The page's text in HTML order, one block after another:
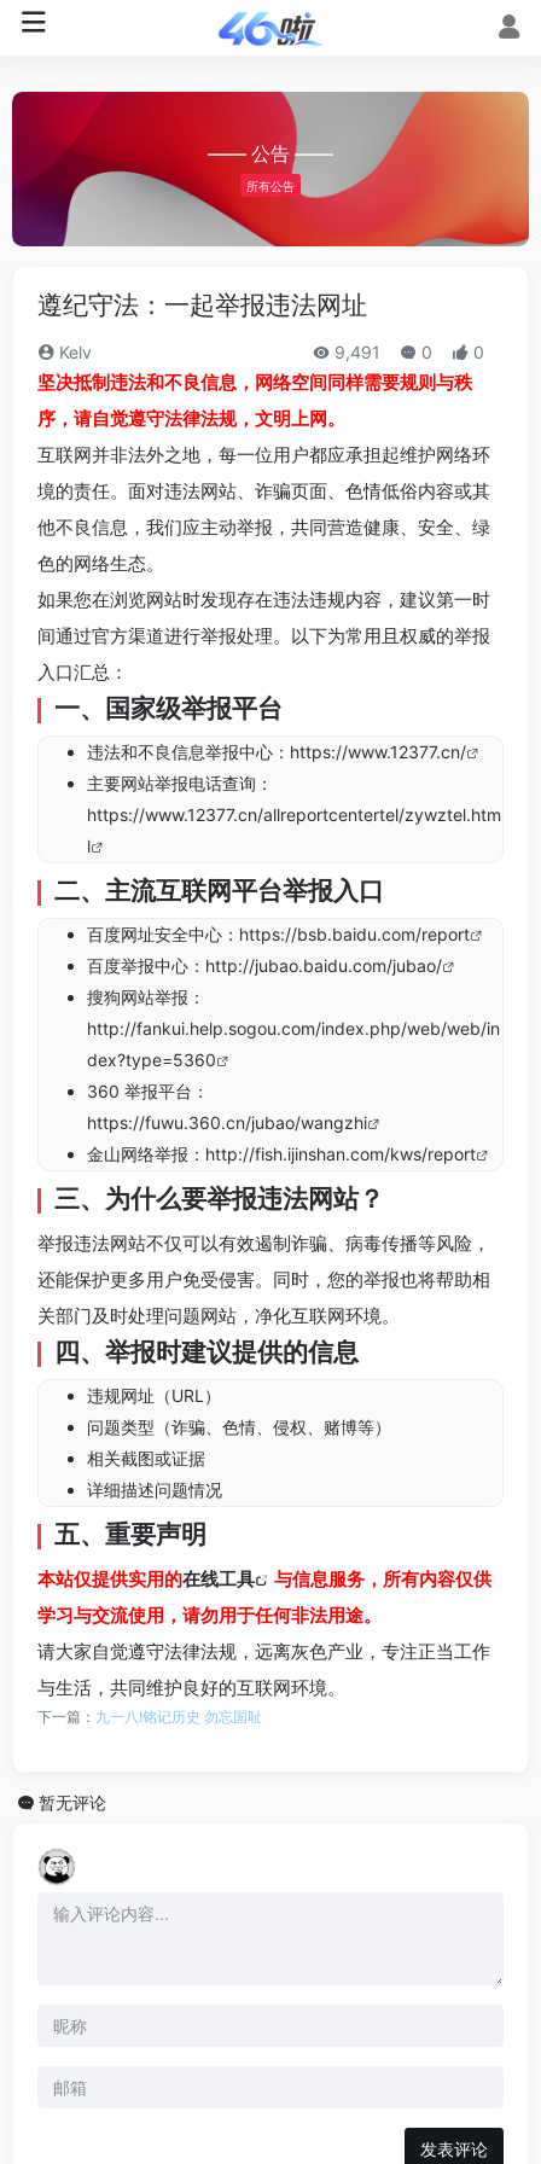
—— 公告 ——
所有公告
遵纪守法：一起举报违法网址
Kelv 9,491 0 0
坚决抵制违法和不良信息，网络空间同样需要规则与秩
序，请自觉遵守法律法规，文明上网。
互联网并非法外之地，每一位用户都应承担起维护网络环
境的责任。面对违法网站、诈骗页面、色情低俗内容或其
他不良信息，我们应主动举报，共同营造健康、安全、绿
色的网络生态。
如果您在浏览网站时发现存在违法违规内容，建议第一时
间通过官方渠道进行举报处理。以下为常用且权威的举报
入口汇总：
一、国家级举报平台
违法和不良信息举报中心： https://www.12377.cn/
主要网站举报电话查询：
https://www.12377.cn/allreportcentertel/zywztel.htm
l
二、主流互联网平台举报入口
百度网址安全中心： https://bsb.baidu.com/report
百度举报中心： http://jubao.baidu.com/jubao/
搜狗网站举报：
http://fankui.help.sogou.com/index.php/web/web/in
dex?type=5360
360 举报平台：
https://fuwu.360.cn/jubao/wangzhi
金山网络举报： http://fish.ijinshan.com/kws/report
三、为什么要举报违法网站？
举报违法网站不仅可以有效遏制诈骗、病毒传播等风险，
还能保护更多用户免受侵害。同时，您的举报也将帮助相
关部门及时处理问题网站，净化互联网环境。
四、举报时建议提供的信息
违规网址（URL）
问题类型（诈骗、色情、侵权、赌博等）
相关截图或证据
详细描述问题情况
五、重要声明
本站仅提供实用的在线工具
与信息服务，所有内容仅供
学习与交流使用，请勿用于任何非法用途。
请大家自觉遵守法律法规，远离灰色产业，专注正当工作
与生活，共同维护良好的互联网环境。
下一篇： 九一八!铭记历史 勿忘国耻
暂无评论
发表评论